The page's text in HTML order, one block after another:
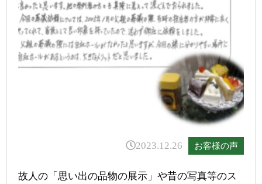
2023.12.26 お客様の声
故人の「思い出の品物の展示」や昔の写真等のス